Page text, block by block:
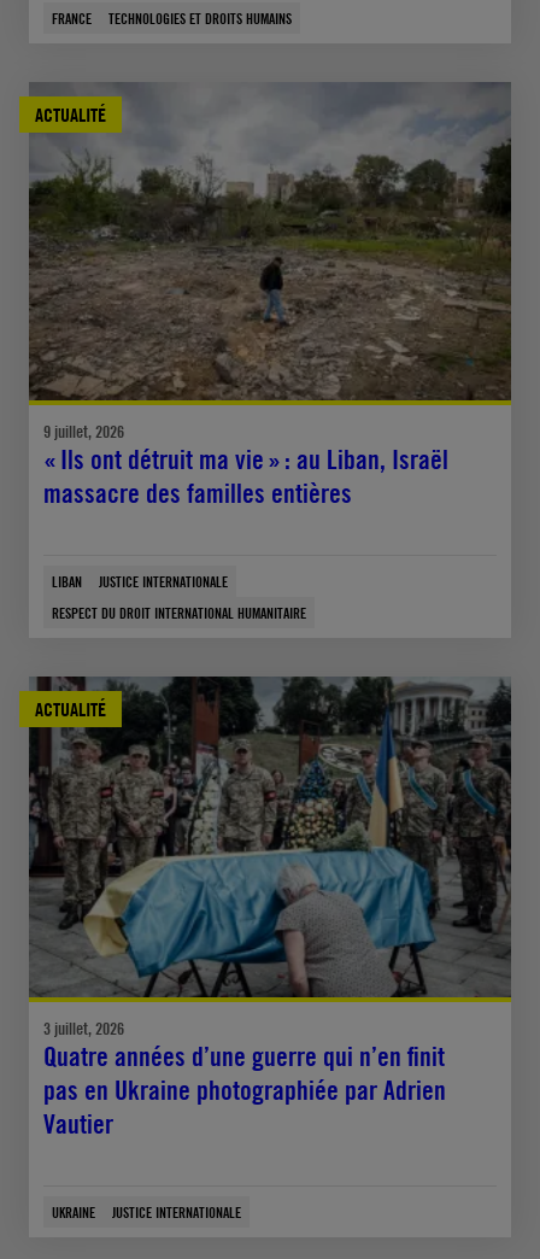
FRANCE TECHNOLOGIES ET DROITS HUMAINS
ACTUALITÉ
9 juillet, 2026
« Ils ont détruit ma vie » : au Liban, Israël
massacre des familles entières
LIBAN
JUSTICE INTERNATIONALE
RESPECT DU DROIT INTERNATIONAL HUMANITAIRE
ACTUALITÉ
3 juillet, 2026
Quatre années d’une guerre qui n’en finit
pas en Ukraine photographiée par Adrien
Vautier
UKRAINE JUSTICE INTERNATIONALE